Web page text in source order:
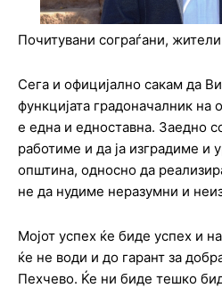
Почитувани сограѓани,
Сега и официјално сакам да
функцијата градоначалник
е една и едноставна. Заедно
работиме и да ја изградиме и
општина, односно да
не да нудиме неразумни и
Мојот успех ќе биде успех и
ќе не води и до гарант за
Пехчево. Ќе ни биде тешко